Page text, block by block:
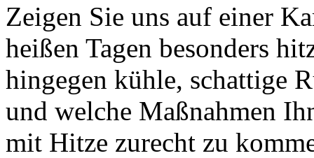
Zeigen Sie uns auf einer
heißen Tagen besonders
hingegen kühle, schattige
und welche Maßnahmen
mit Hitze zurecht zu